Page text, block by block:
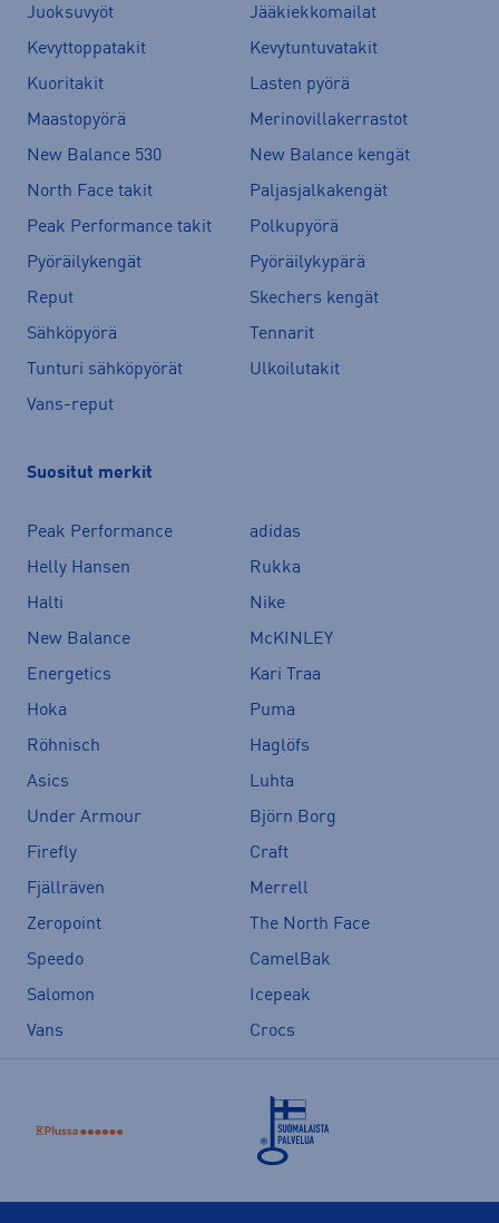
Juoksuvyöt
Jääkiekkomailat
Kevyttoppatakit
Kevytuntuvatakit
Kuoritakit
Lasten pyörä
Maastopyörä
Merinovillakerrastot
New Balance 530
New Balance kengät
North Face takit
Paljasjalkakengät
Peak Performance takit
Polkupyörä
Pyöräilykengät
Pyöräilykypärä
Reput
Skechers kengät
Sähköpyörä
Tennarit
Tunturi sähköpyörät
Ulkoilutakit
Vans-reput
Suositut merkit
Peak Performance
adidas
Helly Hansen
Rukka
Halti
Nike
New Balance
McKINLEY
Energetics
Kari Traa
Hoka
Puma
Röhnisch
Haglöfs
Asics
Luhta
Under Armour
Björn Borg
Firefly
Craft
Fjällräven
Merrell
Zeropoint
The North Face
Speedo
CamelBak
Salomon
Icepeak
Vans
Crocs